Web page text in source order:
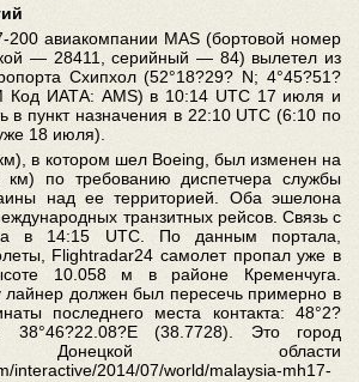
200 авиакомпании MAS (бортовой номер
— 28411, серийный — 84) вылетел из
Схипхол (52°18?29? N; 4°45?51?
Код ИАТА: AMS) в 10:14 UTC 17 июля и
в пункт назначения в 22:10 UTC (6:10 по
18 июля).
в котором шел Boeing, был изменен на
по требованию диспетчера службы
над ее территорией. Оба эшелона
транзитных рейсов. Связь с
в 14:15 UTC. По данным портала,
Flightradar24 самолет пропал уже в
10.058 м в районе Кременчуга.
лайнер должен был пересечь примерно в
последнего места контакта: 48°2?
38°46?22.08?E (38.7728). Это город
области
interactive/2014/07/world/malaysia-mh17-